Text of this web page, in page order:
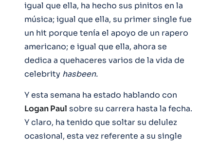
igual que ella, ha hecho sus pinitos en la
música; igual que ella, su primer single fue
un hit porque tenía el apoyo de un rapero
americano; e igual que ella, ahora se
dedica a quehaceres varios de la vida de
celebrity hasbeen.
Y esta semana ha estado hablando con
Logan Paul sobre su carrera hasta la fecha.
Y claro, ha tenido que soltar su delulez
ocasional, esta vez referente a su single